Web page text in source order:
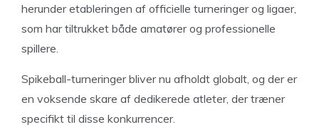
herunder etableringen af officielle turneringer og ligaer,
som har tiltrukket både amatører og professionelle
spillere.
Spikeball-turneringer bliver nu afholdt globalt, og der er
en voksende skare af dedikerede atleter, der træner
specifikt til disse konkurrencer.